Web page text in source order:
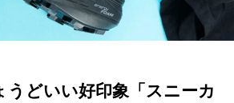
うどいい好印象「スニーカ